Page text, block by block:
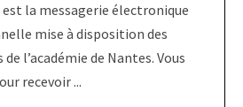
la messagerie électronique
mise à disposition des
l’académie de Nantes. Vous
recevoir ...